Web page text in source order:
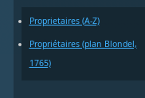
Proprietaires (A-Z)
Propriétaires (plan Blondel,
1765)